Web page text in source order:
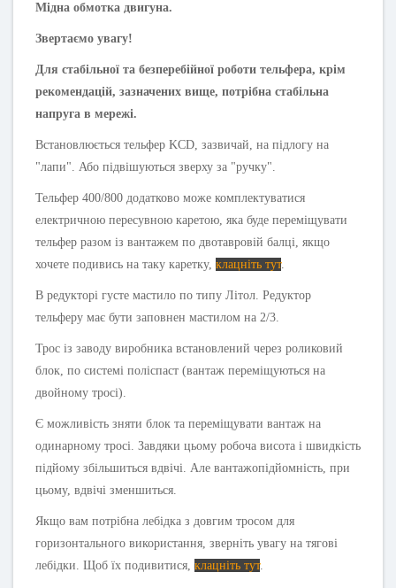
Мідна обмотка двигуна.
Звертаємо увагу!
Для стабільної та безперебійної роботи тельфера, крім
рекомендацій, зазначених вище, потрібна стабільна
напруга в мережі.
Встановлюється тельфер KCD, зазвичай, на підлогу на
"лапи". Або підвішуються зверху за "ручку".
Тельфер 400/800 додатково може комплектуватися
електричною пересувною каретою, яка буде переміщувати
тельфер разом із вантажем по двотавровій балці, якщо
хочете подивись на таку каретку, клацніть тут.
В редукторі густе мастило по типу Літол. Редуктор
тельферу має бути заповнен мастилом на 2/3.
Трос із заводу виробника встановлений через роликовий
блок, по системі поліспаст (вантаж переміщуються на
двойному тросі).
Є можливість зняти блок та переміщувати вантаж на
одинарному тросі. Завдяки цьому робоча висота і швидкість
підйому збільшиться вдвічі. Але вантажопідйомність, при
цьому, вдвічі зменшиться.
Якщо вам потрібна лебідка з довгим тросом для
горизонтального використання, зверніть увагу на тягові
лебідки. Щоб їх подивитися, клацніть тут.